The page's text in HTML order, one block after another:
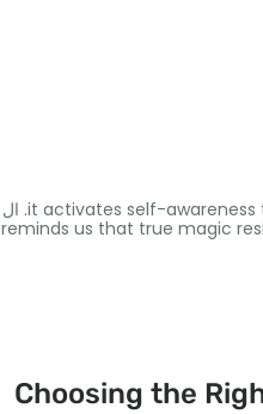
it activates self-awareness. ال
reminds us that true magic
Choosing the